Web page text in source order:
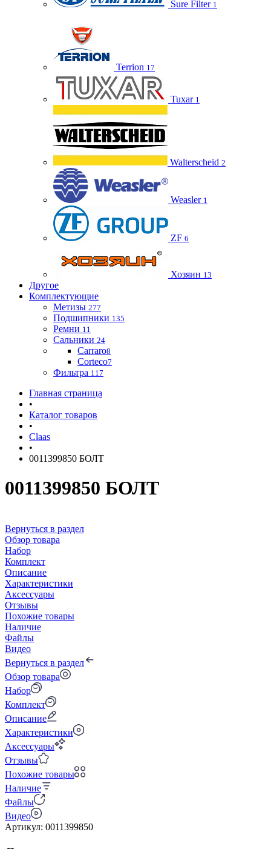
Sure Filter 1
Terrion 17
Tuxar 1
Walterscheid 2
Weasler 1
ZF 6
Хозяин 13
Другое
Комплектующие
Метизы 277
Подшипники 135
Ремни 11
Сальники 24
Carraro8
Corteco7
Фильтра 117
Главная страница
•
Каталог товаров
•
Claas
•
0011399850 БОЛТ
0011399850 БОЛТ
Вернуться в раздел
Обзор товара
Набор
Комплект
Описание
Характеристики
Аксессуары
Отзывы
Похожие товары
Наличие
Файлы
Видео
Вернуться в раздел
Обзор товара
Набор
Комплект
Описание
Характеристики
Аксессуары
Отзывы
Похожие товары
Наличие
Файлы
Видео
Артикул: 0011399850